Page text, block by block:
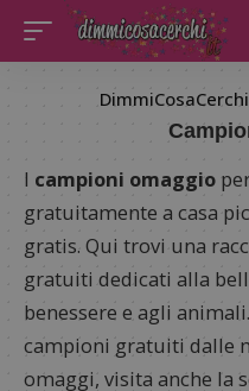
DimmiCosaCerchi
I campioni omaggio
gratuitamente a casa
gratis. Qui trovi una
gratuiti dedicati alla
benessere e agli
campioni gratuiti dalle
omaggi, visita anche la